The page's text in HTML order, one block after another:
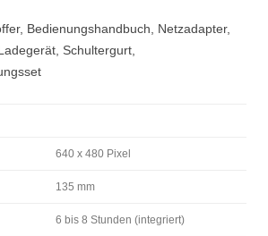
Bedienungshandbuch, Netzadapter,
Schultergurt,
640 x 480 Pixel
135 mm
6 bis 8 Stunden (integriert)